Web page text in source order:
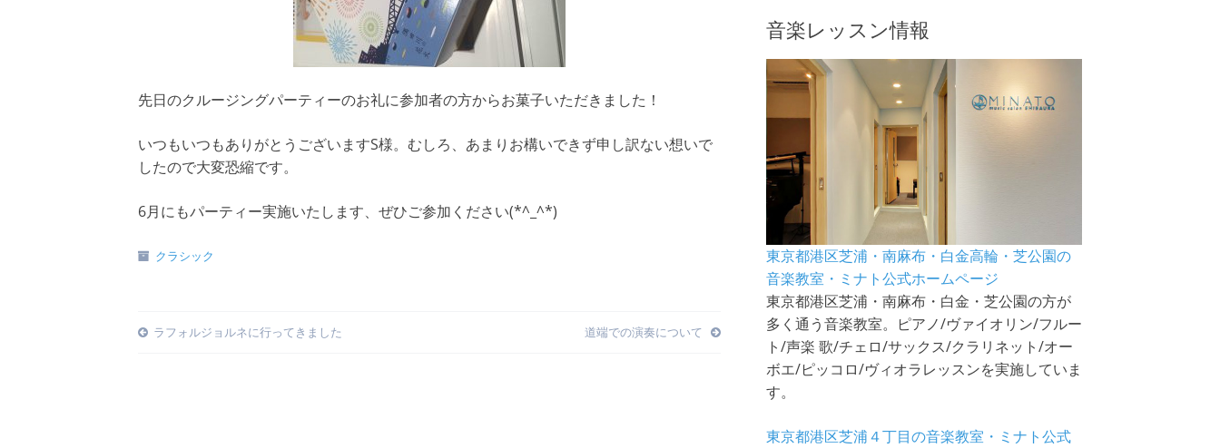
先日のクルージングパーティーのお礼に参加者の方からお菓子いただきました！
いつもいつもありがとうございますS様。むしろ、あまりお構いできず申し訳ない想いで
したので大変恐縮です。
6月にもパーティー実施いたします、ぜひご参加ください(*^_^*)
クラシック
Post
ラフォルジョルネに行ってきました 道端での演奏について
音楽レッスン情報
東京都港区芝浦・南麻布・白金高輪・芝公園の
音楽教室・ミナト公式ホームページ
東京都港区芝浦・南麻布・白金・芝公園の方が
多く通う音楽教室。ピアノ/ヴァイオリン/フルー
ト/声楽 歌/チェロ/サックス/クラリネット/オー
ボエ/ピッコロ/ヴィオラレッスンを実施していま
す。
東京都港区芝浦４丁目の音楽教室・ミナト公式